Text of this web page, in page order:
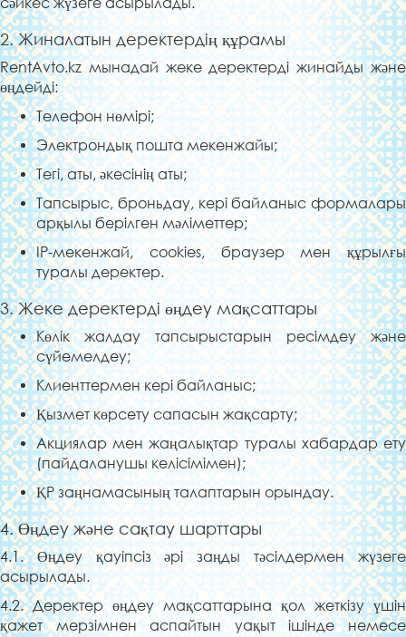
2. Жиналатын деректердің құрамы
RentAvto.kz мынадай жеке деректерді жинайды және
өңдейді:
Телефон нөмірі;
Электрондық пошта мекенжайы;
Тегі, аты, әкесінің аты;
Тапсырыс, броньдау, кері байланыс формалары
арқылы берілген мәліметтер;
IP-мекенжай, cookies, браузер мен құрылғы
туралы деректер.
3. Жеке деректерді өңдеу мақсаттары
Көлік жалдау тапсырыстарын ресімдеу және
сүйемелдеу;
Клиенттермен кері байланыс;
Қызмет көрсету сапасын жақсарту;
Акциялар мен жаңалықтар туралы хабардар ету
(пайдаланушы келісімімен);
ҚР заңнамасының талаптарын орындау.
4. Өңдеу және сақтау шарттары
4.1. Өңдеу қауіпсіз әрі заңды тәсілдермен жүзеге
асырылады.
4.2. Деректер өңдеу мақсаттарына қол жеткізу үшін
қажет мерзімнен аспайтын уақыт ішінде немесе